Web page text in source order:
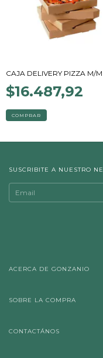
CAJA DELIVERY PIZZA M/
$16.487,92
COMPRAR
SUSCRIBITE A NUESTRO
ACERCA DE GONZANIO
SOBRE LA COMPRA
CONTACTÁNOS